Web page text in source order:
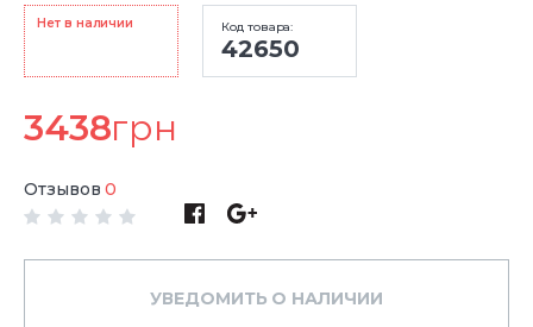
Нет в наличии Код товара:
42650
3438грн
Отзывов 0
УВЕДОМИТЬ О НАЛИЧИИ